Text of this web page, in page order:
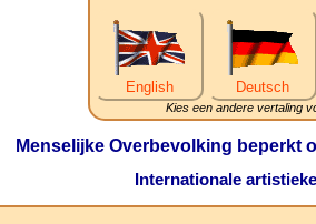
English Deutsch
Kies een andere vertaling
Menselijke Overbevolking beperkt
Internationale